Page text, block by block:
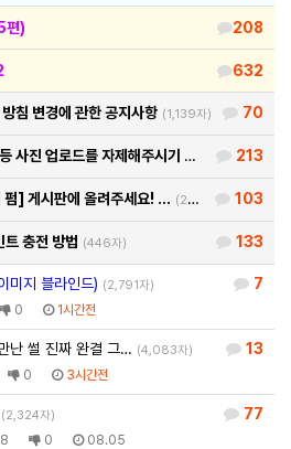
편) 208
632
70
침 변경에 관한 공지사항 (1,139자)
213
진 업로드를 자제해주시기 바랍… (460자)
103
] 게시판에 올려주세요! … (290자)
133
충전 방법 (446자)
7
미지 블라인드) (2,791자)
0 1시간전
13
난 썰 진짜 완결 그… (4,083자)
0 3시간전
77
(2,324자)
0 08.05